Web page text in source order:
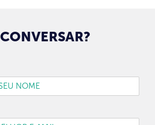
CONVERSAR?